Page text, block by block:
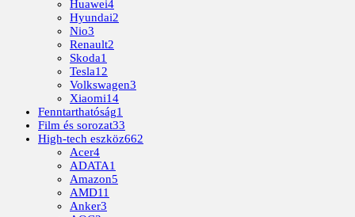
Huawei4
Hyundai2
Nio3
Renault2
Skoda1
Tesla12
Volkswagen3
Xiaomi14
Fenntarthatóság1
Film és sorozat33
High-tech eszköz662
Acer4
ADATA1
Amazon5
AMD11
Anker3